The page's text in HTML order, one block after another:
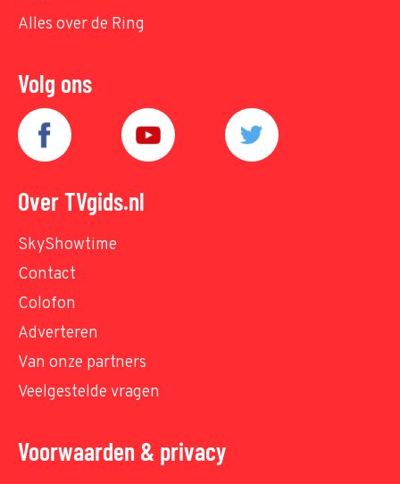
Alles over de Ring
Volg ons
Over TVgids.nl
SkyShowtime
Contact
Colofon
Adverteren
Van onze partners
Veelgestelde vragen
Voorwaarden & privacy